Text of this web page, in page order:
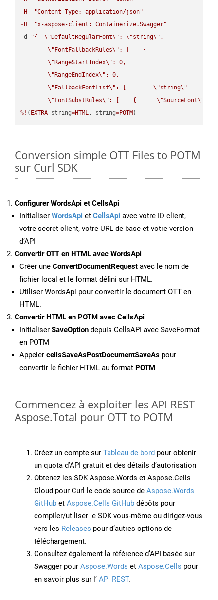
- H
"Content-Type: application/json"
- H
"x-aspose-client: Containerize.Swagger"
-d "{ \" DefaultRegularFont\" : \"string\" ,
\" FontFallbackRules\" : [    {
\" RangeStartIndex\" : 0,
\" RangeEndIndex\" : 0,
\" FallbackFontList\" : [ \"string\"
\" FontSubstRules\" : [    { \"SourceFont\"
%! ( EXTRA string=HTML, string=POTM )
Conversion simple OTT Files to POTM
sur Curl SDK
Configurer WordsApi et CellsApi
Initialiser WordsApi et CellsApi avec votre ID client,
votre secret client, votre URL de base et votre version
d’API
Convertir OTT en HTML avec WordsApi
Créer une ConvertDocumentRequest avec le nom de
fichier local et le format défini sur HTML.
Utiliser WordsApi pour convertir le document OTT en
HTML.
Convertir HTML en POTM avec CellsApi
Initialiser SaveOption depuis CellsAPI avec SaveFormat
en POTM
Appeler cellsSaveAsPostDocumentSaveAs pour
convertir le fichier HTML au format POTM
Commencez à exploiter les API REST
Aspose.Total pour OTT to POTM
Créez un compte sur Tableau de bord pour obtenir
un quota d’API gratuit et des détails d’autorisation
Obtenez les SDK Aspose.Words et Aspose.Cells
Cloud pour Curl le code source de Aspose.Words
GitHub et Aspose.Cells GitHub dépôts pour
compiler/utiliser le SDK vous-même ou dirigez-vous
vers les Releases pour d’autres options de
téléchargement.
Consultez également la référence d’API basée sur
Swagger pour Aspose.Words et Aspose.Cells pour
en savoir plus sur l’ API REST.